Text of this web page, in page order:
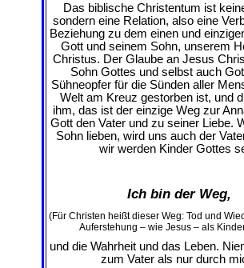
Das biblische Christentum ist
sondern eine Relation, also eine
Beziehung zu dem einen und
Gott und seinem Sohn, unserem
Christus. Der Glaube an Jesus
Sohn Gottes und selbst auch
Sühneopfer für die Sünden aller
Welt am Kreuz gestorben ist, und
ihm, das ist der einzige Weg zur
Gott den Vater und zu seiner Liebe.
Sohn lieben, wird uns auch der
wir werden Kinder Gottes
Ich bin der Weg,
(Für Christen heißt dieser Weg: Tod und
Auferstehung – wie Jesus – als
und die Wahrheit und das Leben.
zum Vater als nur durch